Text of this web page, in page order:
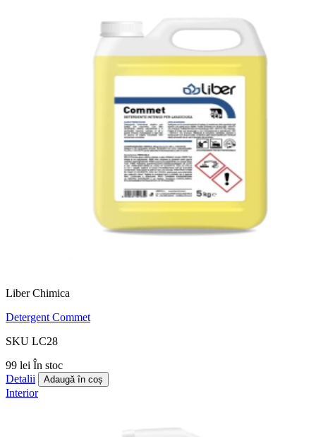
Liber Chimica
Detergent Commet
SKU LC28
99 lei În stoc
Detalii
Adaugă în coș
Interior